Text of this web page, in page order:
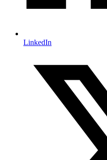
LinkedIn